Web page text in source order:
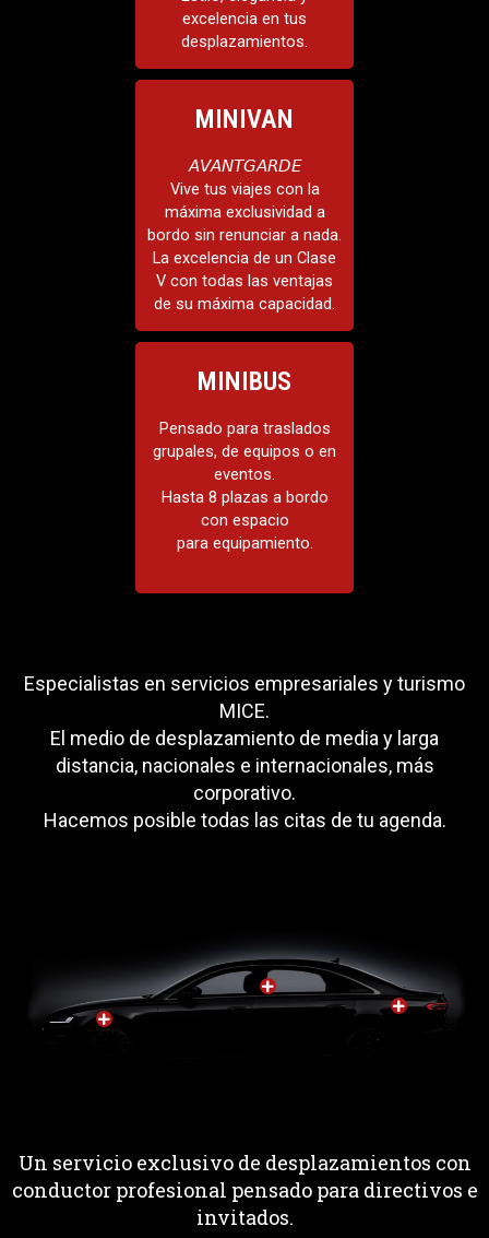
excelencia en tus
desplazamientos.
Audi A8
MINIVAN
𝘈𝘝𝘈𝘕𝘛𝘎𝘈𝘙𝘋𝘌
Vive tus viajes con la
máxima exclusividad a
bordo sin renunciar a nada.
La excelencia de un Clase
V con todas las ventajas
de su máxima capacidad.
Modelos
Mercedes Clase V.
MINIBUS
Pensado para traslados
grupales, de equipos o en
eventos.
Hasta 8 plazas a bordo
con espacio
para equipamiento.
Modelos
Minibus Man 9 plazas
Especialistas en servicios empresariales y turismo
MICE.
El medio de desplazamiento de media y larga
distancia, nacionales e internacionales, más
corporativo.
Hacemos posible todas las citas de tu agenda.
Un servicio exclusivo de desplazamientos con
conductor profesional pensado para directivos e
invitados.